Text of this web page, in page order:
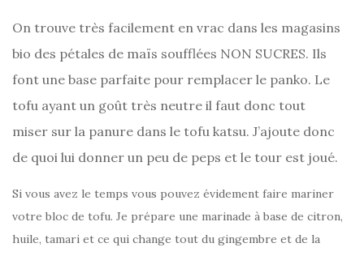
On trouve très facilement en vrac dans les magasins
bio des pétales de maïs soufflées NON SUCRES. Ils
font une base parfaite pour remplacer le panko. Le
tofu ayant un goût très neutre il faut donc tout
miser sur la panure dans le tofu katsu. J’ajoute donc
de quoi lui donner un peu de peps et le tour est joué.
Si vous avez le temps vous pouvez évidement faire mariner
votre bloc de tofu. Je prépare une marinade à base de citron,
huile, tamari et ce qui change tout du gingembre et de la